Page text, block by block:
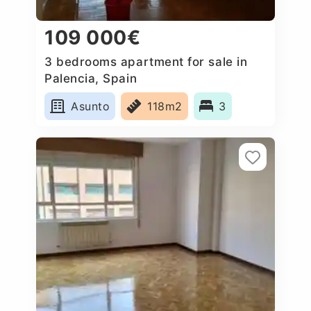
109 000€
3 bedrooms apartment for sale in
Palencia, Spain
Asunto
118m2 3